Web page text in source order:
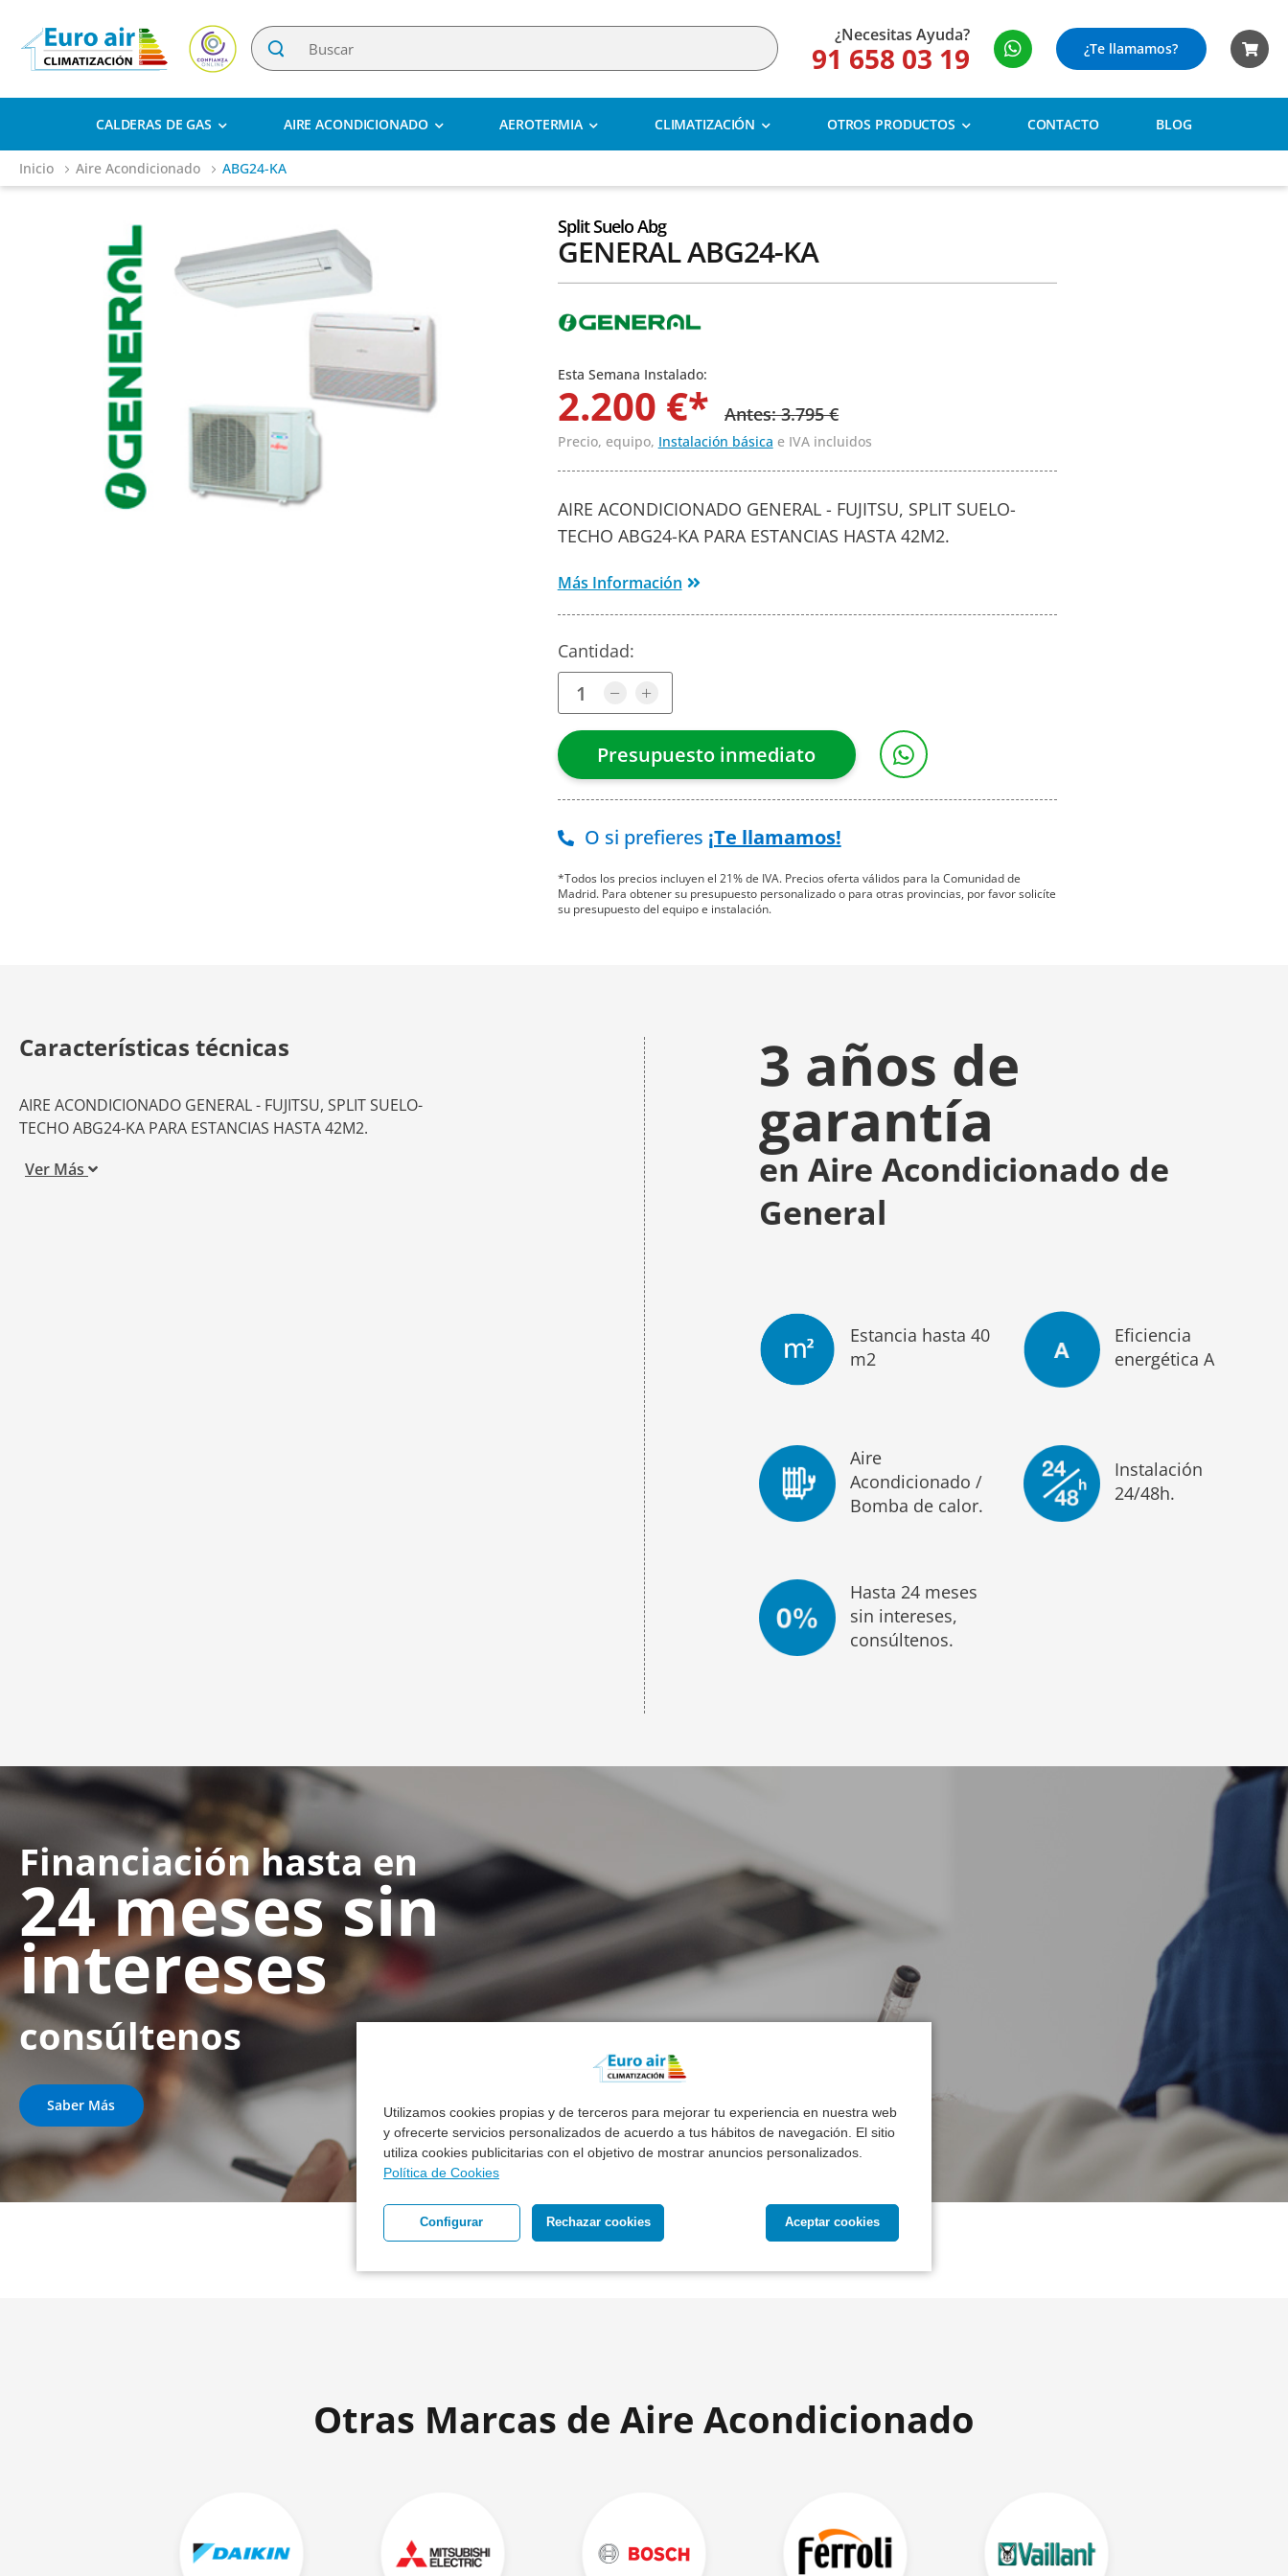
Utilizamos cookies propias y de terceros para mejorar tu experiencia en nuestra web
y ofrecerte servicios personalizados de acuerdo a tus hábitos de navegación. El sitio
utiliza cookies publicitarias con el objetivo de mostrar anuncios personalizados.
Política de Cookies
Aceptar cookies
Rechazar cookies
Configurar
¿Necesitas Ayuda?
91 658 03 19 ¿Te llamamos?
CALDERAS DE GAS AIRE ACONDICIONADO AEROTERMIA CLIMATIZACIÓN OTROS PRODUCTOS CONTACTO BLOG
Inicio Aire Acondicionado ABG24-KA
Split Suelo Abg
GENERAL ABG24-KA
Esta Semana Instalado:
2.200 €* Antes: 3.795 €
Precio, equipo, Instalación básica e IVA incluidos
AIRE ACONDICIONADO GENERAL - FUJITSU, SPLIT SUELO-
TECHO ABG24-KA PARA ESTANCIAS HASTA 42M2.
Más Información
Cantidad:
O si prefieres ¡Te llamamos!
*Todos los precios incluyen el 21% de IVA. Precios oferta válidos para la Comunidad de
Madrid. Para obtener su presupuesto personalizado o para otras provincias, por favor solicíte
su presupuesto del equipo e instalación.
Características técnicas
AIRE ACONDICIONADO GENERAL - FUJITSU, SPLIT SUELO-
TECHO ABG24-KA PARA ESTANCIAS HASTA 42M2.
Ver Más
3 años de
garantía
en Aire Acondicionado de
General
Estancia hasta 40
m2
Eficiencia
energética A
Aire
Acondicionado /
Bomba de calor.
Instalación
24/48h.
Hasta 24 meses
sin intereses,
consúltenos.
Financiación hasta en
24 meses sin
intereses
consúltenos
Saber Más
Otras Marcas de Aire Acondicionado